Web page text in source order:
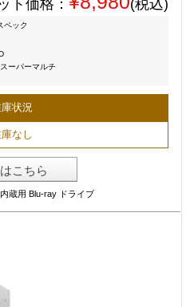
ト価格： (税込)
ペック
ーパーマルチ
状況
なし
こちら
蔵用 Blu-ray ドライブ